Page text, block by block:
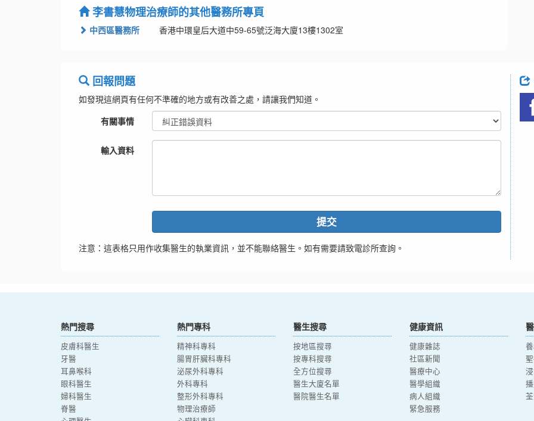
李書慧物理治療師的其他醫務所專頁
中西區醫務所 香港中環皇后大道中59-65號泛海大廈13樓1302室
回報問題
如發現這網頁有任何不準確的地方或有改善之處，請讓我們知道。
有關事情
輸入資料
提交
注意：這表格只用作收集醫生的執業資訊，並不能聯絡醫生。如有需要請致電診所查詢。
熱門搜尋
皮膚科醫生
牙醫
耳鼻喉科
眼科醫生
婦科醫生
脊醫
熱門專科
精神科專科
腸胃肝臟科專科
泌尿外科專科
外科專科
整形外科專科
物理治療師
醫生搜尋
按地區搜尋
按專科搜尋
全方位搜尋
醫生大廈名單
醫院醫生名單
健康資訊
健康雜誌
社區新聞
醫療中心
醫學組織
病人組織
緊急服務